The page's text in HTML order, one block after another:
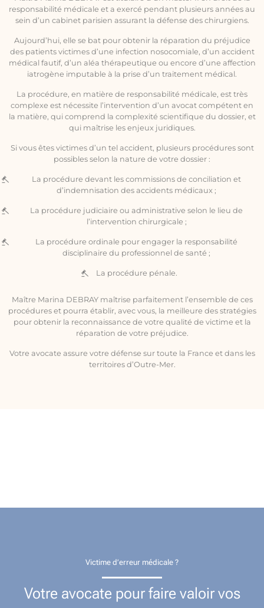
responsabilité médicale et a exercé pendant plusieurs années au
sein d’un cabinet parisien assurant la défense des chirurgiens.
Aujourd’hui, elle se bat pour obtenir la réparation du préjudice
des patients victimes d’une infection nosocomiale, d’un accident
médical fautif, d’un aléa thérapeutique ou encore d’une affection
iatrogène imputable à la prise d’un traitement médical.
La procédure, en matière de responsabilité médicale, est très
complexe est nécessite l’intervention d’un avocat compétent en
la matière, qui comprend la complexité scientifique du dossier, et
qui maîtrise les enjeux juridiques.
Si vous êtes victimes d’un tel accident, plusieurs procédures sont
possibles selon la nature de votre dossier :
La procédure devant les commissions de conciliation et
d’indemnisation des accidents médicaux ;
La procédure judiciaire ou administrative selon le lieu de
l’intervention chirurgicale ;
La procédure ordinale pour engager la responsabilité
disciplinaire du professionnel de santé ;
La procédure pénale.
Maître Marina DEBRAY maîtrise parfaitement l’ensemble de ces
procédures et pourra établir, avec vous, la meilleure des stratégies
pour obtenir la reconnaissance de votre qualité de victime et la
réparation de votre préjudice.
Votre avocate assure votre défense sur toute la France et dans les
territoires d’Outre-Mer.
Victime d’erreur médicale ?
Votre avocate pour faire valoir vos